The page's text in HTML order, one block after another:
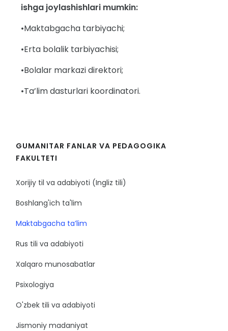
ishga joylashishlari mumkin:
•Maktabgacha tarbiyachi;
•Erta bolalik tarbiyachisi;
•Bolalar markazi direktori;
•Ta’lim dasturlari koordinatori.
GUMANITAR FANLAR VA PEDAGOGIKA
FAKULTETI
Xorijiy til va adabiyoti (Ingliz tili)
Boshlang'ich ta'lim
Maktabgacha ta’lim
Rus tili va adabiyoti
Xalqaro munosabatlar
Psixologiya
O'zbek tili va adabiyoti
Jismoniy madaniyat